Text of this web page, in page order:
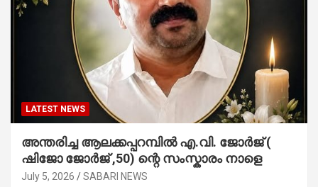
LATEST NEWS
അന്തരിച്ച ആ​ല​ക്ക​പ്പ​റമ്പിൽ​ എ.​വി. ജോ​ർ​ജ് (
ഷിജോ ജോർജ് ,50) ന്റെ സംസ്കാരം നാളെ
July 5, 2026 SABARI NEWS